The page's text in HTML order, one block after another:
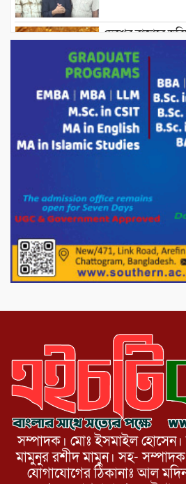
দেশের বাজারে
দাম বাড়ানোর
ভারপ্রাপ্ত
সাথে এইচটি
টিভির সম্পাদক
সৌজন্য সাক্ষাৎ।
পাটগ্রামে জুলাই
পোরশায়
১১ দলীয় ঐক্য
সম্পাদক। মোঃ ইসমাইল হোসেন।
মামুনুর রশীদ মামুন। সহ-
যোগাযোগের ঠিকানাঃ আল